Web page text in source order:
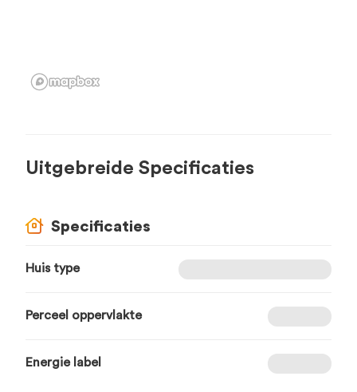
Uitgebreide Specificaties
Specificaties
Huis type
Perceel oppervlakte
Energie label